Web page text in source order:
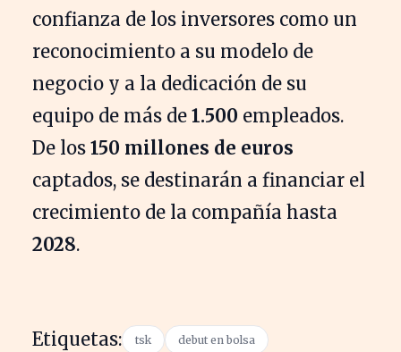
confianza de los inversores como un
reconocimiento a su modelo de
negocio y a la dedicación de su
equipo de más de 1.500 empleados.
De los 150 millones de euros
captados, se destinarán a financiar el
crecimiento de la compañía hasta
2028.
Etiquetas: tsk debut en bolsa